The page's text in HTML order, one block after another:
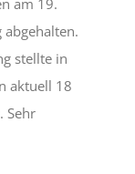
abgehalten.
stellte in
aktuell 18
Sehr